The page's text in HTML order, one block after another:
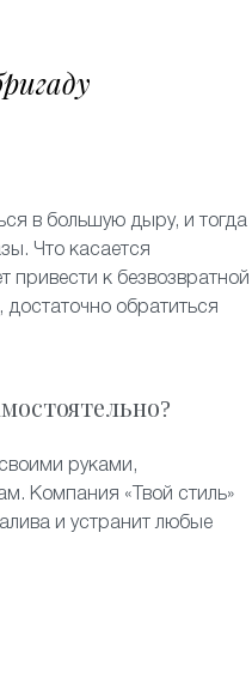
в большую дыру, и тогда
Что касается
привести к безвозвратной
обратиться
руками,
Компания «Твой стиль»
и устранит любые